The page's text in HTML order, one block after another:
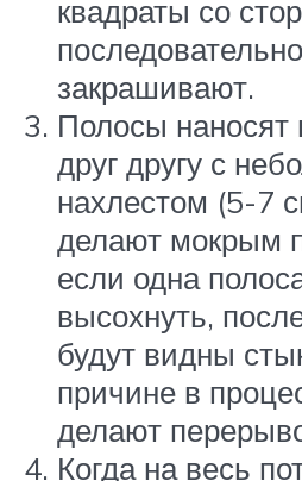
квадраты со
закрашивают.
Полосы наносят
друг другу с
нахлестом (5-7
делают мокрым
если одна
высохнуть,
будут видны
причине в
делают
Когда на весь